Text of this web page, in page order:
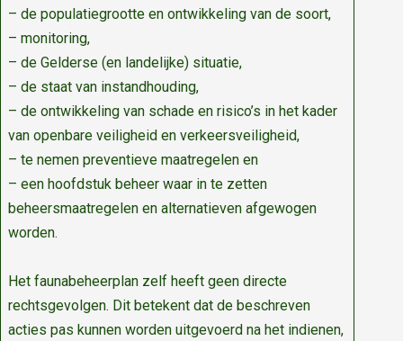
– de populatiegrootte en ontwikkeling van de soort,
– monitoring,
– de Gelderse (en landelijke) situatie,
– de staat van instandhouding,
– de ontwikkeling van schade en risico’s in het kader
van openbare veiligheid en verkeersveiligheid,
– te nemen preventieve maatregelen en
– een hoofdstuk beheer waar in te zetten
beheersmaatregelen en alternatieven afgewogen
worden.
Het faunabeheerplan zelf heeft geen directe
rechtsgevolgen. Dit betekent dat de beschreven
acties pas kunnen worden uitgevoerd na het indienen,